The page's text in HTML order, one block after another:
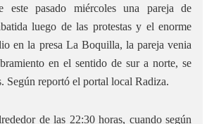
este pasado miércoles una pareja de
luego de las protestas y el enorme
en la presa La Boquilla, la pareja venia
en el sentido de sur a norte, se
Según reportó el portal local Radiza.
de las 22:30 horas, cuando según